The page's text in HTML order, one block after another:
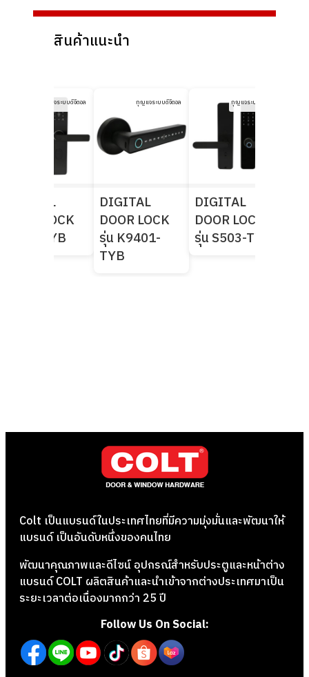
สินค้าแนะนำ
กุญแจระบบดิจิตอล
DIGITAL
DOOR LOCK
รุ่น F8-TYB
กุญแจระบบดิจิตอล
DIGITAL
DOOR LOCK
รุ่น K9401-
TYB
กุญแจระบบดิจิตอล
DIGITAL
DOOR LOCK
รุ่น S503-TYB
Colt เป็นแบรนด์ในประเทศไทยที่มีความมุ่งมั่นและพัฒนาให้
แบรนด์ เป็นอันดับหนึ่งของคนไทย
พัฒนาคุณภาพและดีไซน์ อุปกรณ์สำหรับประตูและหน้าต่าง
แบรนด์ COLT ผลิตสินค้าและนำเข้าจากต่างประเทศมาเป็น
ระยะเวลาต่อเนื่องมากกว่า 25 ปี
Follow Us On Social: